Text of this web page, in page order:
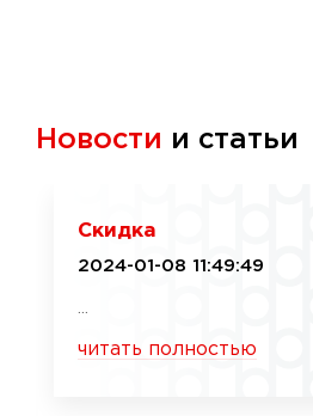
Новости и статьи
Скидка
2024-01-08 11:49:49
читать полностью